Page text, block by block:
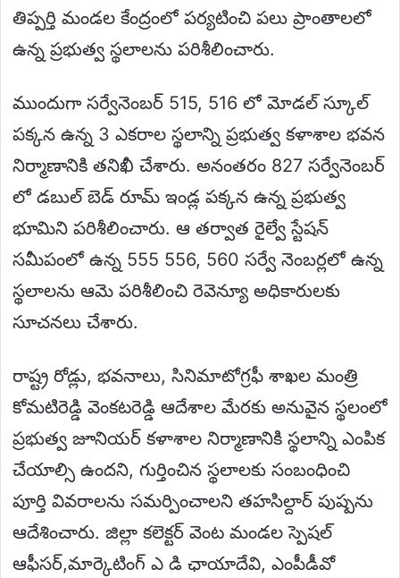
తిప్పర్తి మండల కేంద్రంలో పర్యటించి పలు ప్రాంతాలలో
ఉన్న ప్రభుత్వ స్థలాలను పరిశీలించారు.
ముందుగా సర్వేనెంబర్ 515, 516 లో మోడల్ స్కూల్
పక్కన ఉన్న 3 ఎకరాల స్థలాన్ని ప్రభుత్వ కళాశాల భవన
నిర్మాణానికి తనిఖీ చేశారు. అనంతరం 827 సర్వేనెంబర్
లో డబుల్ బెడ్ రూమ్ ఇండ్ల పక్కన ఉన్న ప్రభుత్వ
భూమిని పరిశీలించారు. ఆ తర్వాత రైల్వే స్టేషన్
సమీపంలో ఉన్న 555 556, 560 సర్వే నెంబర్లలో ఉన్న
స్థలాలను ఆమె పరిశీలించి రెవెన్యూ అధికారులకు
సూచనలు చేశారు.
రాష్ట్ర రోడ్లు, భవనాలు, సినిమాటోగ్రఫీ శాఖల మంత్రి
కోమటిరెడ్డి వెంకటరెడ్డి ఆదేశాల మేరకు అనువైన స్థలంలో
ప్రభుత్వ జూనియర్ కళాశాల నిర్మాణానికి స్థలాన్ని ఎంపిక
చేయాల్సి ఉందని, గుర్తించిన స్థలాలకు సంబంధించి
పూర్తి వివరాలను సమర్పించాలని తహసిల్దార్ పుష్పను
ఆదేశించారు. జిల్లా కలెక్టర్ వెంట మండల స్పెషల్
ఆఫీసర్,మార్కెటింగ్ ఎ డి ఛాయాదేవి, ఎంపీడీవో